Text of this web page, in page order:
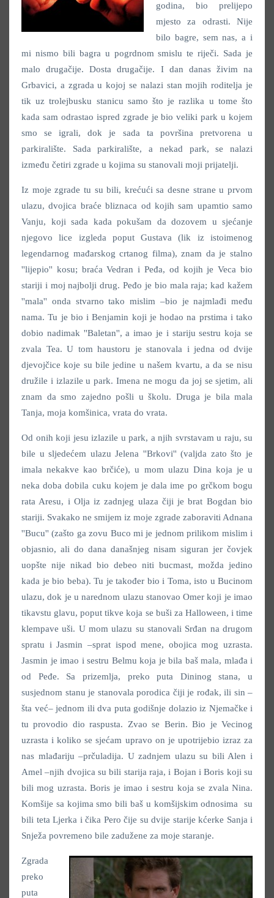
godina, bio prelijepo
mjesto za odrasti. Nije
bilo bagre, sem nas, a i
mi nismo bili bagra u pogrdnom smislu te riječi. Sada je
malo drugačije. Dosta drugačije. I dan danas živim na
Grbavici, a zgrada u kojoj se nalazi stan mojih roditelja je
tik uz trolejbusku stanicu samo što je razlika u tome što
kada sam odrastao ispred zgrade je bio veliki park u kojem
smo se igrali, dok je sada ta površina pretvorena u
parkiralište. Sada parkiralište, a nekad park, se nalazi
između četiri zgrade u kojima su stanovali moji prijatelji.
Iz moje zgrade tu su bili, krećući sa desne strane u prvom
ulazu, dvojica braće bliznaca od kojih sam upamtio samo
Vanju, koji sada kada pokušam da dozovem u sjećanje
njegovo lice izgleda poput Gustava (lik iz istoimenog
legendarnog mađarskog crtanog filma), znam da je stalno
''lijepio'' kosu; braća Vedran i Peđa, od kojih je Veca bio
stariji i moj najbolji drug. Peđo je bio mala raja; kad kažem
''mala'' onda stvarno tako mislim –bio je najmlađi među
nama. Tu je bio i Benjamin koji je hodao na prstima i tako
dobio nadimak ''Baletan'', a imao je i stariju sestru koja se
zvala Tea. U tom haustoru je stanovala i jedna od dvije
djevojčice koje su bile jedine u našem kvartu, a da se nisu
družile i izlazile u park. Imena ne mogu da joj se sjetim, ali
znam da smo zajedno pošli u školu. Druga je bila mala
Tanja, moja komšinica, vrata do vrata.
Od onih koji jesu izlazile u park, a njih svrstavam u raju, su
bile u sljedećem ulazu Jelena ''Brkovi'' (valjda zato što je
imala nekakve kao brčiće), u mom ulazu Dina koja je u
neka doba dobila cuku kojem je dala ime po grčkom bogu
rata Aresu, i Olja iz zadnjeg ulaza čiji je brat Bogdan bio
stariji. Svakako ne smijem iz moje zgrade zaboraviti Adnana
''Bucu'' (zašto ga zovu Buco mi je jednom prilikom mislim i
objasnio, ali do dana današnjeg nisam siguran jer čovjek
uopšte nije nikad bio debeo niti bucmast, možda jedino
kada je bio beba). Tu je također bio i Toma, isto u Bucinom
ulazu, dok je u narednom ulazu stanovao Omer koji je imao
tikavstu glavu, poput tikve koja se buši za Halloween, i time
klempave uši. U mom ulazu su stanovali Srđan na drugom
spratu i Jasmin –sprat ispod mene, obojica mog uzrasta.
Jasmin je imao i sestru Belmu koja je bila baš mala, mlađa i
od Peđe. Sa prizemlja, preko puta Dininog stana, u
susjednom stanu je stanovala porodica čiji je rođak, ili sin –
šta već– jednom ili dva puta godišnje dolazio iz Njemačke i
tu provodio dio raspusta. Zvao se Berin. Bio je Vecinog
uzrasta i koliko se sjećam upravo on je upotrijebio izraz za
nas mlađariju –prčuladija. U zadnjem ulazu su bili Alen i
Amel –njih dvojica su bili starija raja, i Bojan i Boris koji su
bili mog uzrasta. Boris je imao i sestru koja se zvala Nina.
Komšije sa kojima smo bili baš u komšijskim odnosima su
bili teta Ljerka i čika Pero čije su dvije starije kćerke Sanja i
Snježa povremeno bile zadužene za moje staranje.
Zgrada
preko
puta